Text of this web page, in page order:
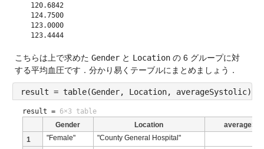
  120.6842
  124.7500
  123.0000
  123.4444
こちらは上で求めた Gender と Location の 6 グループに対
する平均血圧です．分かり易くテーブルにまとめましょう．
result = table(Gender, Location, averageSystolic)
result = 6×3 table
Gender
Location
1
"Female" "County General Hospital"